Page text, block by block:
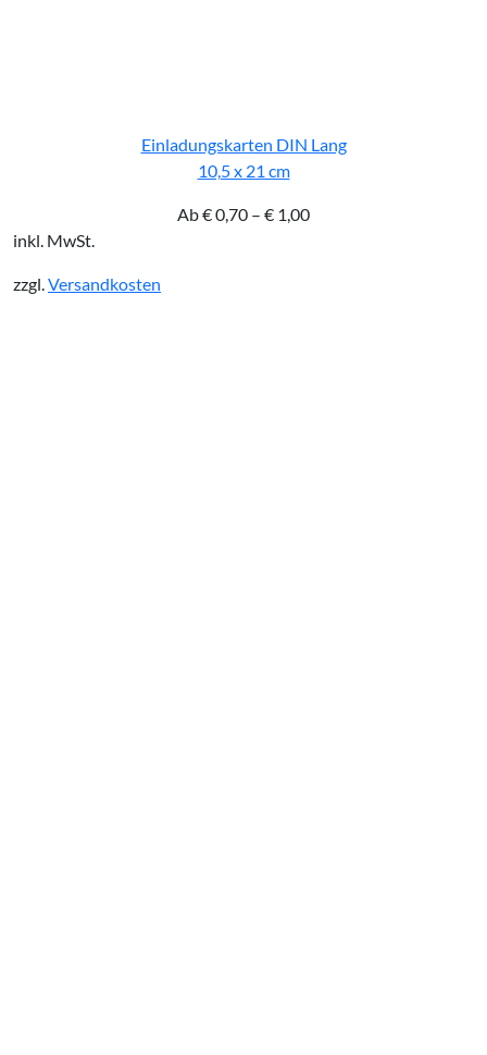
Einladungskarten DIN Lang
10,5 x 21 cm
Ab€0,70 – € 1,00
inkl. MwSt.
zzgl.Versandkosten